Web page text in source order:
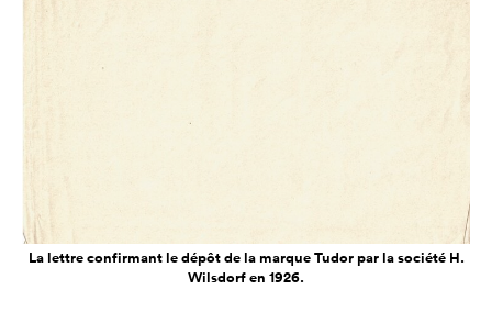
La lettre confirmant le dépôt de la marque Tudor par la société H.
Wilsdorf en 1926.